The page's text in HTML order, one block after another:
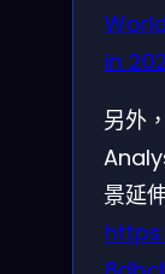
in
另外
景延